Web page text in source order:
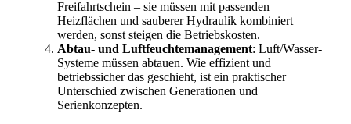
Freifahrtschein – sie müssen mit passenden
Heizflächen und sauberer Hydraulik kombiniert
werden, sonst steigen die Betriebskosten.
Abtau- und Luftfeuchtemanagement: Luft/Wasser-
Systeme müssen abtauen. Wie effizient und
betriebssicher das geschieht, ist ein praktischer
Unterschied zwischen Generationen und
Serienkonzepten.